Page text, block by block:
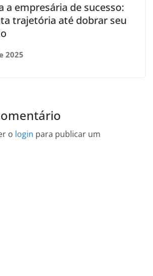
a empresária de sucesso:
trajetória até dobrar seu
2025
o login para publicar um